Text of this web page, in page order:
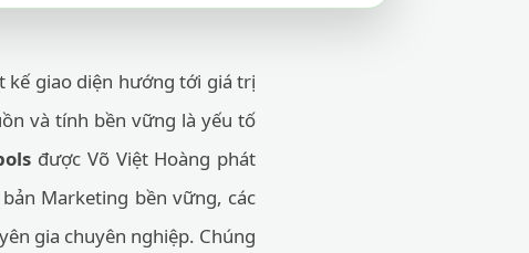
giao diện hướng tới giá trị
và tính bền vững là yếu tố
được Võ Việt Hoàng phát
Marketing bền vững, các
gia chuyên nghiệp. Chúng